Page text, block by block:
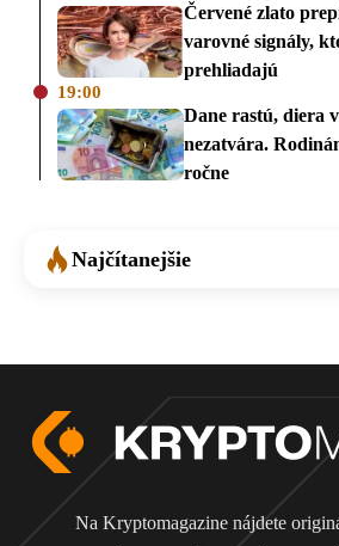
Červené zlato
varovné signály,
prehliadajú
19:00
Dane rastú, diera
nezatvára.
ročne
Najčítanejšie
Na Kryptomagazine nájdete